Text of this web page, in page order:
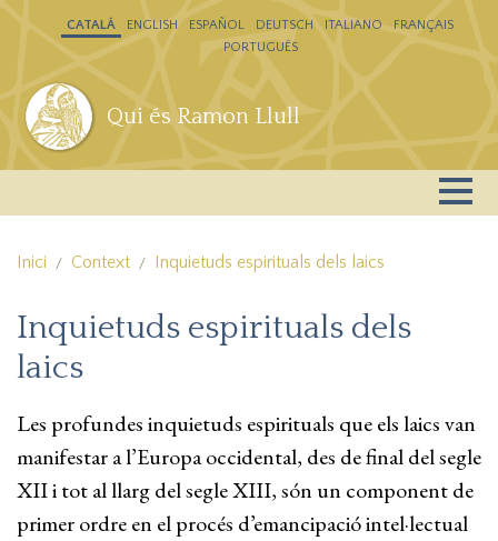
Vés al contingut
Qui és Ramon Llull
CATALÁ ENGLISH ESPAÑOL DEUTSCH ITALIANO
FRANÇAIS
PORTUGUÊS
Inici Context Inquietuds espirituals dels laics
Inquietuds espirituals dels
laics
Les profundes inquietuds espirituals que els laics van
manifestar a l’Europa occidental, des de final del segle
XII i tot al llarg del segle XIII, són un component de
primer ordre en el procés d’emancipació intel·lectual